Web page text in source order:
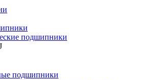
подшипники
подшипники